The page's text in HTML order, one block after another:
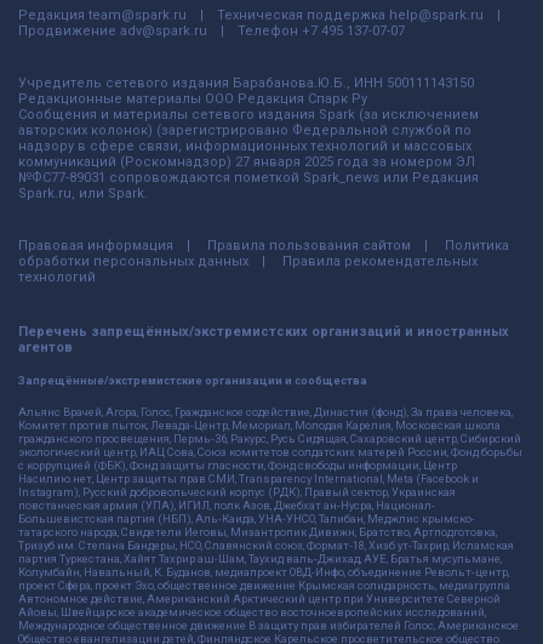
Редакция team@spark.ru Техническая поддержка help@spark.ru
Продвижение adv@spark.ru Телефон +7 495 137-07-07
Учредитель сетевого издания Барабанова.Ю.Б., ИНН 500111143150
Редакционные материалы ООО Редакция Спарк Ру
Сообщения и материалы сетевого издания Spark (за исключением
авторских колонок) (зарегистрировано Федеральной службой по
надзору в сфере связи, информационных технологий и массовых
коммуникаций (Роскомнадзор) 27 января 2025 года за номером ЭЛ
№ФС77-89031 сопровождаются пометкой Spark_news или Редакция
Spark.ru, или Spark.
Правовая информация Правила пользования сайтом
Политика
обработки персональных данных
Правила рекомендательных
технологий
Перечень запрещённых/экстремистских организаций и иностранных
агентов
Запрещённые/экстремистские организации и сообщества
Альянс Врачей, Агора, Голос, Гражданское содействие, Династия (фонд), За права человека,
Комитет против пыток, Левада-Центр, Мемориал, Молодая Карелия, Московская школа
гражданского просвещения, Пермь-36, Ракурс, Русь Сидящая, Сахаровский центр, Сибирский
экологический центр, ИАЦ Сова, Союз комитетов солдатских матерей России, Фонд борьбы
с коррупцией (ФБК), Фонд защиты гласности, Фонд свободы информации, Центр
Насилию.нет, Центр защиты прав СМИ, Transparency International, Meta (Facebook и
Instagram), Русский добровольческий корпус (РДК), Правый сектор, Украинская
повстанческая армия (УПА), ИГИЛ, полк Азов, Джебхат ан-Нусра, Национал-
Большевистская партия (НБП), Аль-Каида, УНА-УНСО, Талибан, Меджлис крымско-
татарского народа, Свидетели Иеговы, Мизантропик Дивижн, Братство, Артподготовка,
Тризуб им. Степана Бандеры, НСО, Славянский союз, Формат-18, Хизб ут-Тахрир, Исламская
партия Туркестана, Хайят Тахрир аш-Шам, Таухид валь-Джихад, АУЕ, Братья мусульмане,
Колумбайн, Навальный, К. Буданов, медиапроект ОВД-Инфо, объединение Револьт-центр,
проект Сфера, проект Эхо, общественное движение Крымская солидарность, медиагруппа
Автономное действие, Американский Арктический центр при Университете Северной
Айовы, Швейцарское академическое общество восточноевропейских исследований,
Международное общественное движение В защиту прав избирателей Голос, Американское
Общество евангелизации детей, Финляндское Карельское просветительское общество.